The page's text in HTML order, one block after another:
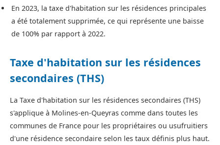
En 2023, la taxe d'habitation sur les résidences principales
a été totalement supprimée, ce qui représente une baisse
de 100% par rapport à 2022.
Taxe d'habitation sur les résidences
secondaires (THS)
La Taxe d'habitation sur les résidences secondaires (THS)
s'applique à Molines-en-Queyras comme dans toutes les
communes de France pour les propriétaires ou usufruitiers
d'une résidence secondaire selon les taux définis plus haut.